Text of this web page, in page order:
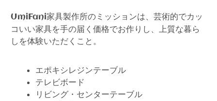
UmiFani家具製作所のミッションは、芸術的でカッ
コいい家具を手の届く価格でお作りし、上質な暮ら
しを体験いただくこと。
エポキシレジンテーブル
テレビボード
リビング・センターテーブル